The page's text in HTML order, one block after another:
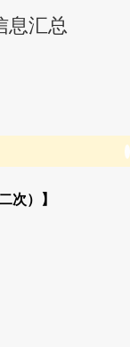
息汇总
次）】